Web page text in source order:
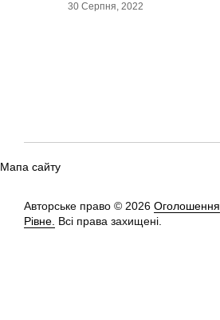
30 Серпня, 2022
Мапа сайту
Авторське право © 2026 Оголошення
Рівне. Всі права захищені.